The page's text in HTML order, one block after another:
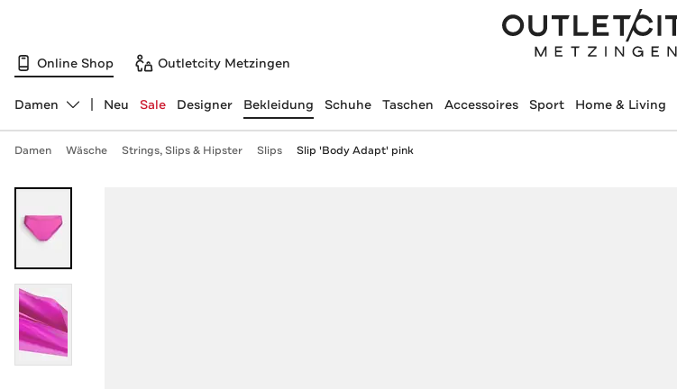
Online Shop Outletcity Metzingen
Abteilung ändern, ausgewählt:
Damen Neu Sale Designer Bekleidung Schuhe Taschen Accessoires Sport Home & Living
Damen Wäsche Strings, Slips & Hipster Slips Slip 'Body Adapt' pink